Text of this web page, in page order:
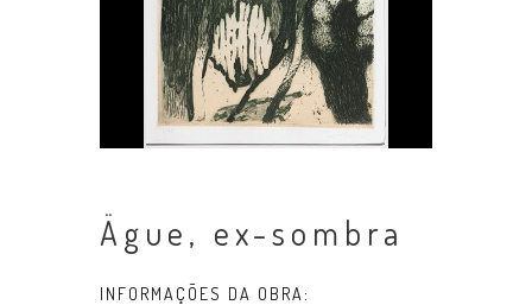
Ägue, ex-sombra
INFORMAÇÕES DA OBRA: